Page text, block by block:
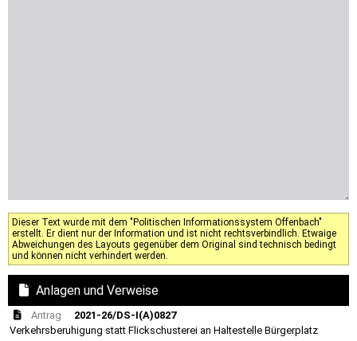
Dieser Text wurde mit dem "Politischen Informationssystem Offenbach"
erstellt. Er dient nur der Information und ist nicht rechtsverbindlich. Etwaige
Abweichungen des Layouts gegenüber dem Original sind technisch bedingt
und können nicht verhindert werden.
Anlagen und Verweise
Antrag
2021-26/DS-I(A)0827
Verkehrsberuhigung statt Flickschusterei an Haltestelle Bürgerplatz